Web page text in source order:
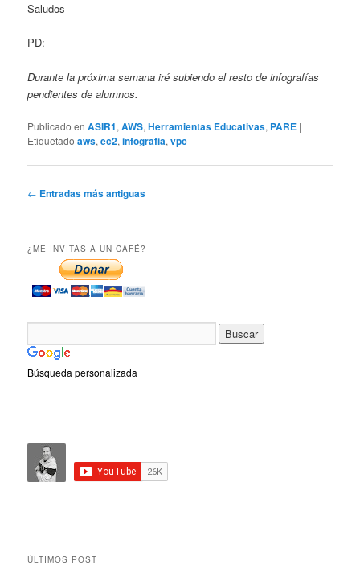
Saludos
PD:
Durante la próxima semana iré subiendo el resto de infografías
pendientes de alumnos.
Publicado en ASIR1,AWS,Herramientas Educativas, PARE |
Etiquetado aws,ec2,infografia,vpc
Navegador
artículos
← Entradas más antiguas
¿ME INVITAS A UN CAFÉ?
Búsqueda personalizada
ÚLTIMOS POST